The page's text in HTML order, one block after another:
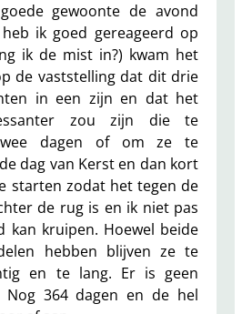
gewoonte de avond
ik goed gereageerd op
ik de mist in?) kwam het
de vaststelling dat dit drie
in een zijn en dat het
zou zijn die te
dagen of om ze te
dag van Kerst en dan kort
starten zodat het tegen de
de rug is en ik niet pas
kan kruipen. Hoewel beide
hebben blijven ze te
en te lang. Er is geen
Nog 364 dagen en de hel